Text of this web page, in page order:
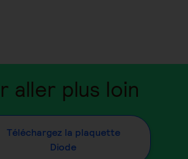
aller plus loin
Téléchargez la plaquette
Diode